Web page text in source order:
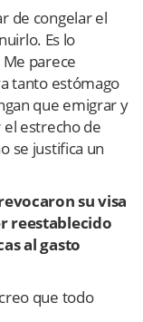
de congelar el
Es lo
parece
tanto estómago
que emigrar y
estrecho de
se justifica un
su visa
reestablecido
al gasto
que todo